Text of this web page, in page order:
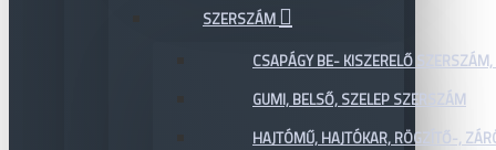
SZERSZÁM
CSAPÁGY BE- KISZERELŐ
GUMI, BELSŐ, SZELEP SZERSZÁM
HAJTÓMŰ, HAJTÓKAR, RÖGZÍTŐ-,